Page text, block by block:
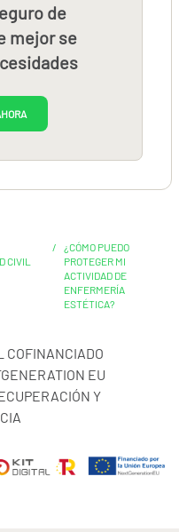
de
mejor se
CIVIL
/
¿CÓMO PUEDO
PROTEGER MI
ACTIVIDAD DE
ENFERMERÍA
ESTÉTICA?
COFINANCIADO
EU
Y